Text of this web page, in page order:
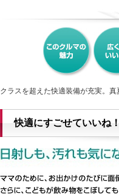
クラスを超えた快適装備が充実。
快適にすごせていいね